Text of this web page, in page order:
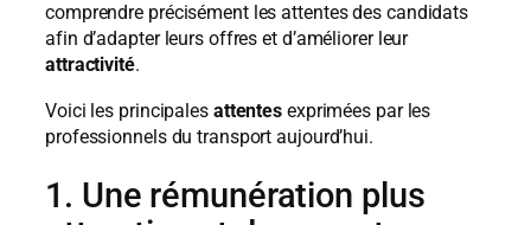
comprendre précisément les attentes des candidats
afin d’adapter leurs offres et d’améliorer leur
attractivité.
Voici les principales attentes exprimées par les
professionnels du transport aujourd’hui.
1. Une rémunération plus